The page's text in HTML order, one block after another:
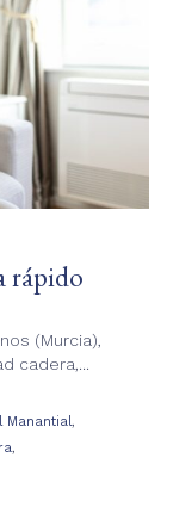
rápido
(Murcia),
cadera,...
Manantial,
,